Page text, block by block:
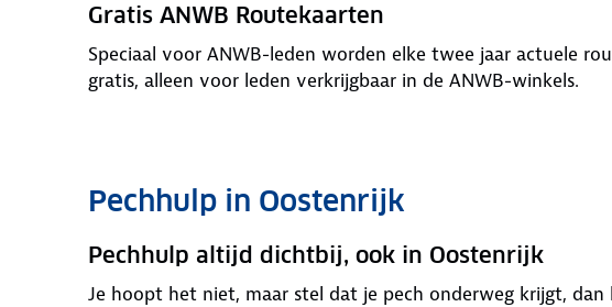
Gratis ANWB Routekaarten
Speciaal voor ANWB-leden worden elke twee jaar actuele
gratis, alleen voor leden verkrijgbaar in de ANWB-winkels.
Pechhulp in Oostenrijk
Pechhulp altijd dichtbij, ook in Oostenrijk
Je hoopt het niet, maar stel dat je pech onderweg krijgt,